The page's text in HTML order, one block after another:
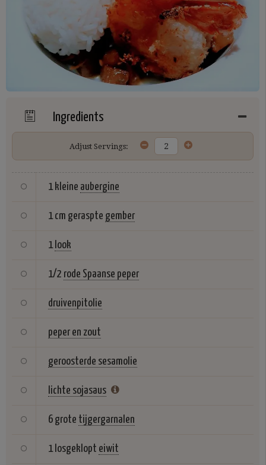
Ingredients
Adjust Servings:
1 kleine aubergine
1 cm geraspte gember
1 look
1/2 rode Spaanse peper
druivenpitolie
peper en zout
geroosterde sesamolie
lichte sojasaus
6 grote tijgergarnalen
1 losgeklopt eiwit